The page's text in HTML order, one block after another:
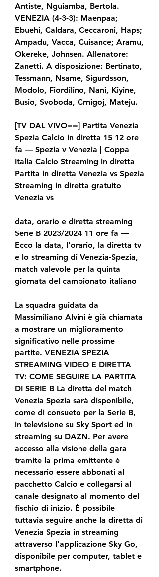
Antiste, Nguiamba, Bertola.
VENEZIA (4-3-3): Maenpaa;
Ebuehi, Caldara, Ceccaroni, Haps;
Ampadu, Vacca, Cuisance; Aramu,
Okereke, Johnsen. Allenatore:
Zanetti. A disposizione: Bertinato,
Tessmann, Nsame, Sigurdsson,
Modolo, Fiordilino, Nani, Kiyine,
Busio, Svoboda, Crnigoj, Mateju.
[TV DAL VIVO==] Partita Venezia
Spezia Calcio in diretta 15 12 ore
fa — Spezia v Venezia | Coppa
Italia Calcio Streaming in diretta
Partita in diretta Venezia vs Spezia
Streaming in diretta gratuito
Venezia vs
data, orario e diretta streaming
Serie B 2023/2024 11 ore fa —
Ecco la data, l'orario, la diretta tv
e lo streaming di Venezia-Spezia,
match valevole per la quinta
giornata del campionato italiano
La squadra guidata da
Massimiliano Alvini è già chiamata
a mostrare un miglioramento
significativo nelle prossime
partite. VENEZIA SPEZIA
STREAMING VIDEO E DIRETTA
TV: COME SEGUIRE LA PARTITA
DI SERIE B La diretta del match
Venezia Spezia sarà disponibile,
come di consueto per la Serie B,
in televisione su Sky Sport ed in
streaming su DAZN. Per avere
accesso alla visione della gara
tramite la prima emittente è
necessario essere abbonati al
pacchetto Calcio e collegarsi al
canale designato al momento del
fischio di inizio. È possibile
tuttavia seguire anche la diretta di
Venezia Spezia in streaming
attraverso l’applicazione Sky Go,
disponibile per computer, tablet e
smartphone.